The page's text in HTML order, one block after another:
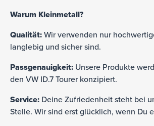
Warum Kleinmetall?
Qualität: Wir verwenden nur
langlebig und sicher sind.
Passgenauigkeit: Unsere Produkte
den VW ID.7 Tourer konzipiert.
Service: Deine Zufriedenheit steht bei
Stelle. Wir sind erst glücklich, wenn Du